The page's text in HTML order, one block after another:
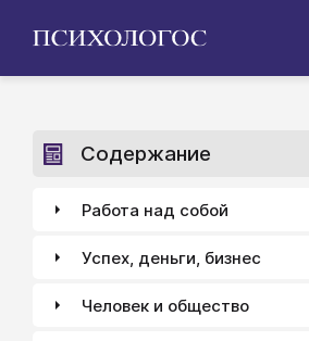
Содержание
Работа над собой
Успех, деньги, бизнес
Человек и общество